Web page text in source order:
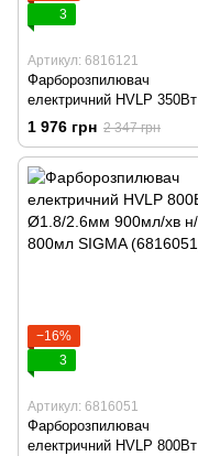
3
Артикул: 6816121
Фарборозпилювач
електричний HVLP 350Вт
Ø1.8/2.6мм 800мл/хв н/б
800мл SIGMA (6816121)
1 976 грн 2 347 грн
−16%
3
Артикул: 6816051
Фарборозпилювач
електричний HVLP 800Вт